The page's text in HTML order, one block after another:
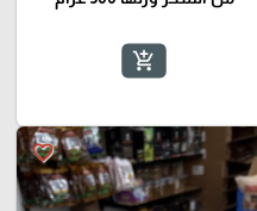
add_shopping_cart
favorite_border